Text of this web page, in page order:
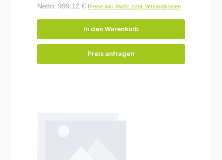
Netto: 999,12 € Preise inkl. MwSt. zzgl. Versandkosten
In den Warenkorb
Preis anfragen